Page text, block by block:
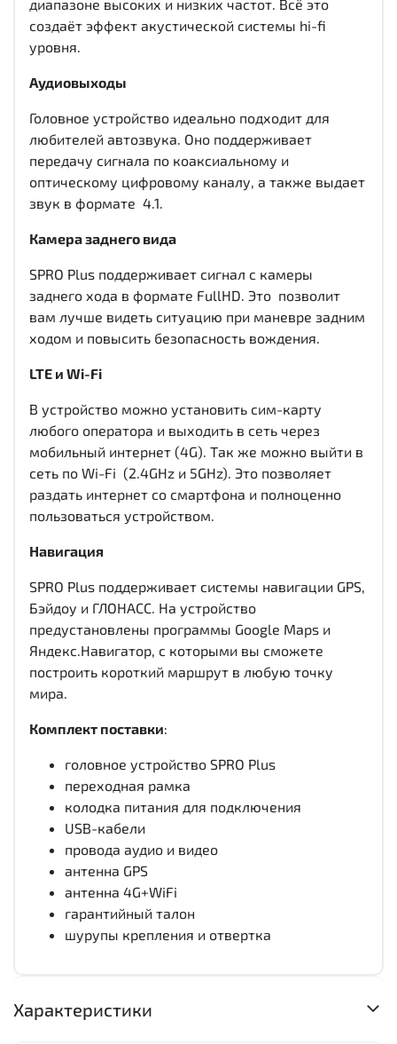
диапазоне высоких и низких частот. Всё это
создаёт эффект акустической системы hi-fi
уровня.
Аудиовыходы
Головное устройство идеально подходит для
любителей автозвука. Оно поддерживает
передачу сигнала по коаксиальному и
оптическому цифровому каналу, а также выдает
звук в формате 4.1.
Камера заднего вида
SPRO Plus поддерживает сигнал с камеры
заднего хода в формате FullHD. Это позволит
вам лучше видеть ситуацию при маневре задним
ходом и повысить безопасность вождения.
LTE и Wi-Fi
В устройство можно установить сим-карту
любого оператора и выходить в сеть через
мобильный интернет (4G). Так же можно выйти в
сеть по Wi-Fi (2.4GHz и 5GHz). Это позволяет
раздать интернет со смартфона и полноценно
пользоваться устройством.
Навигация
SPRO Plus поддерживает системы навигации GPS,
Бэйдоу и ГЛОНАСС. На устройство
предустановлены программы Google Maps и
Яндекс.Навигатор, с которыми вы сможете
построить короткий маршрут в любую точку
мира.
Комплект поставки:
головное устройство SPRO Plus
переходная рамка
колодка питания для подключения
USB-кабели
провода аудио и видео
антенна GPS
антенна 4G+WiFi
гарантийный талон
шурупы крепления и отвертка
Характеристики